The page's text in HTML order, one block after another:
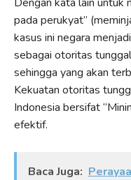
pada perukyat”
kasus ini negara
sebagai otoritas
sehingga yang akan
Kekuatan otoritas
Indonesia bersifat
efektif.
Baca Juga: